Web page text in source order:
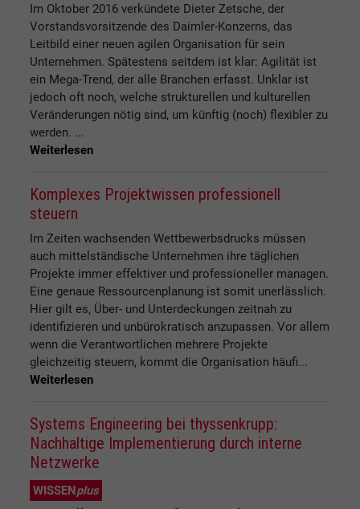
Im Oktober 2016 verkündete Dieter Zetsche, der
Vorstandsvorsitzende des Daimler-Konzerns, das
Leitbild einer neuen agilen Organisation für sein
Unternehmen. Spätestens seitdem ist klar: Agilität ist
ein Mega-Trend, der alle Branchen erfasst. Unklar ist
jedoch oft noch, welche strukturellen und kulturellen
Veränderungen nötig sind, um künftig (noch) flexibler zu
werden. ...
Weiterlesen
Komplexes Projektwissen professionell
steuern
Im Zeiten wachsenden Wettbewerbsdrucks müssen
auch mittelständische Unternehmen ihre täglichen
Projekte immer effektiver und professioneller managen.
Eine genaue Ressourcenplanung ist somit unerlässlich.
Hier gilt es, Über- und Unterdeckungen zeitnah zu
identifizieren und unbürokratisch anzupassen. Vor allem
wenn die Verantwortlichen mehrere Projekte
gleichzeitig steuern, kommt die Organisation häufi...
Weiterlesen
Systems Engineering bei thyssenkrupp:
Nachhaltige Implementierung durch interne
Netzwerke
WISSENplus